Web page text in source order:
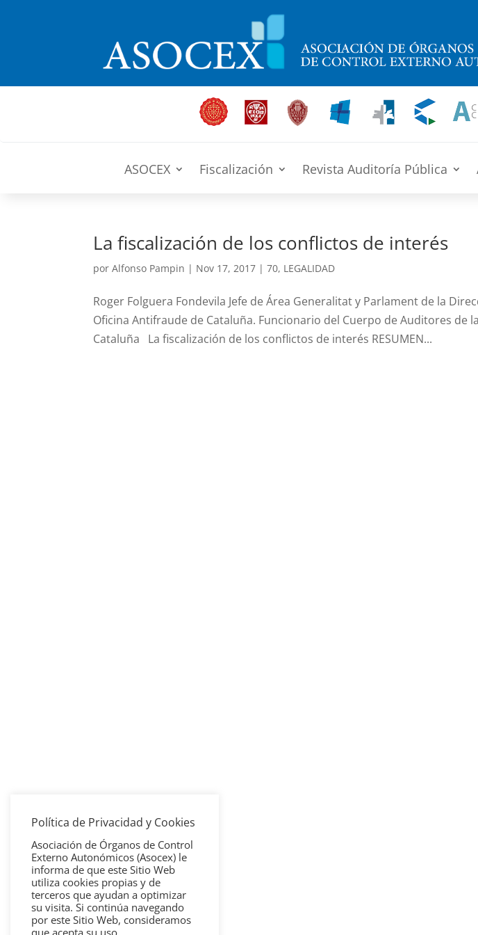
ASOCEX Fiscalización Revista Auditoría Pública
La fiscalización de los conflictos de interés
porAlfonso Pampin | Nov 17, 2017 |70, LEGALIDAD
Roger Folguera Fondevila Jefe de Área Generalitat y Parlament de la
Oficina Antifraude de Cataluña. Funcionario del Cuerpo de Auditores de
Cataluña La fiscalización de los conflictos de interés RESUMEN...
Política de Privacidad y Cookies
Asociación de Órganos de Control
Externo Autonómicos (Asocex) le
informa de que este Sitio Web
utiliza cookies propias y de
terceros que ayudan a optimizar
su visita. Si continúa navegando
por este Sitio Web, consideramos
que acepta su uso.